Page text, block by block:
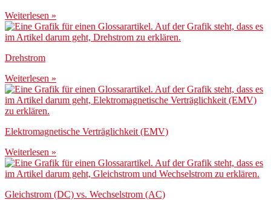
Weiterlesen »
Drehstrom
Weiterlesen »
Elektromagnetische Verträglichkeit (EMV)
Weiterlesen »
Gleichstrom (DC) vs. Wechselstrom (AC)